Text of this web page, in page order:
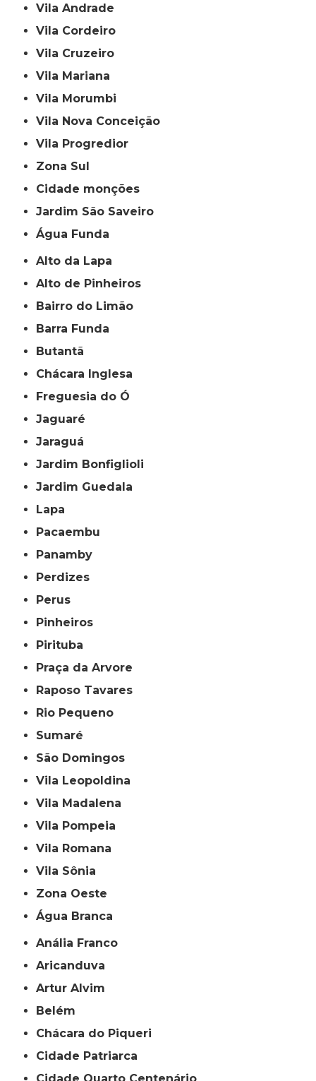
Vila Andrade
Vila Cordeiro
Vila Cruzeiro
Vila Mariana
Vila Morumbi
Vila Nova Conceição
Vila Progredior
Zona Sul
cidade monções
jardim São Saveiro
Água Funda
Alto da Lapa
Alto de Pinheiros
Bairro do Limão
Barra Funda
Butantã
Chácara Inglesa
Freguesia do Ó
Jaguaré
Jaraguá
Jardim Bonfiglioli
Jardim Guedala
Lapa
Pacaembu
Panamby
Perdizes
Perus
Pinheiros
Pirituba
Praça da Arvore
Raposo Tavares
Rio Pequeno
Sumaré
São Domingos
Vila Leopoldina
Vila Madalena
Vila Pompeia
Vila Romana
Vila Sônia
Zona Oeste
Água Branca
Anália Franco
Aricanduva
Artur Alvim
Belém
Chácara do Piqueri
Cidade Patriarca
Cidade Quarto Centenário